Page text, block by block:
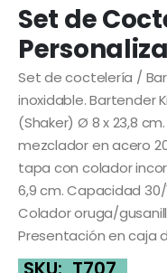
Set de
Set de coctelería /
inoxidable. Bartender
(Shaker) Ø 8 x 23,8
mezclador en acero
tapa con colador
6,9 cm. Capacidad 30/
Colador oruga/
Presentación en caja